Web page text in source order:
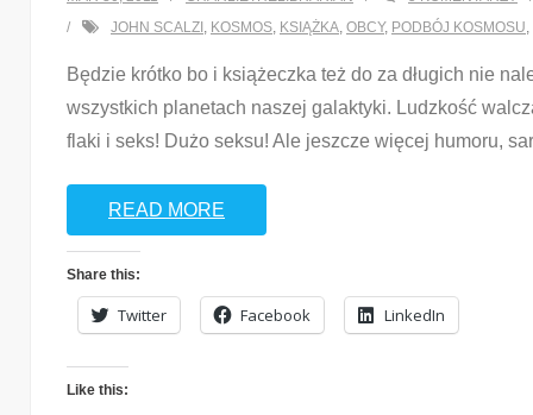
JOHN SCALZI , KOSMOS, KSIĄŻKA, OBCY, PODBÓJ KOSMOSU,
Będzie krótko bo i książeczka też do za długich nie
wszystkich planetach naszej galaktyki. Ludzkość
flaki i seks! Dużo seksu! Ale jeszcze więcej humoru,
READ MORE
Share this:
Twitter Facebook LinkedIn
Like this: